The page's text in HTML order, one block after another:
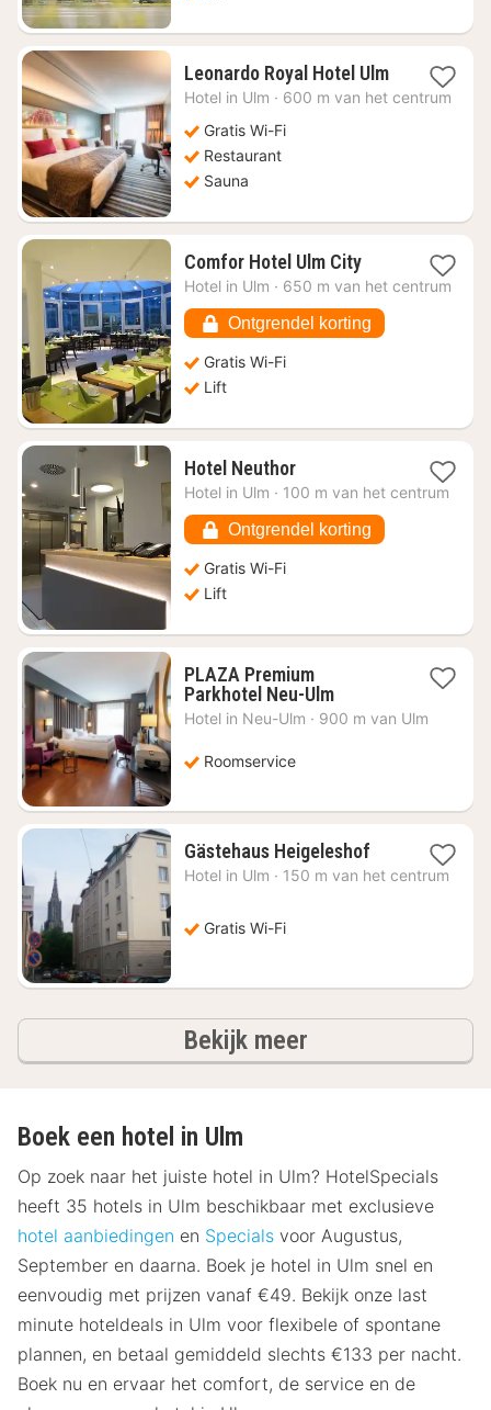
Leonardo Royal Hotel Ulm1
nacht
Hotel in Ulm · 600 m van het centrum
Gratis Wi-Fi
Restaurant
Sauna
Comfor Hotel Ulm City1
nacht
€
88,17
Hotel in Ulm · 650 m van het centrum
Ontgrendel korting
Gratis Wi-Fi
Lift
Hotel Neuthor1
nacht
€
94,58
Hotel in Ulm · 100 m van het centrum
Ontgrendel korting
Gratis Wi-Fi
Lift
PLAZA Premium
Parkhotel Neu-Ulm1
nacht
Hotel in Neu-Ulm · 900 m van Ulm
Roomservice
Gästehaus Heigeleshof1
nacht
Hotel in Ulm · 150 m van het centrum
Gratis Wi-Fi
Bekijk meerhotels
Boek een hotel in Ulm
Op zoek naar het juiste hotel in Ulm? HotelSpecials
heeft 35 hotels in Ulm beschikbaar met exclusieve
hotel aanbiedingen en Specials voor Augustus,
September en daarna. Boek je hotel in Ulm snel en
eenvoudig met prijzen vanaf €49. Bekijk onze last
minute hoteldeals in Ulm voor flexibele of spontane
plannen, en betaal gemiddeld slechts €133 per nacht.
Boek nu en ervaar het comfort, de service en de